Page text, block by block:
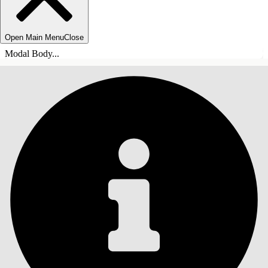
Open Main MenuClose
Modal Body...
Vis innholdsfortegnelse